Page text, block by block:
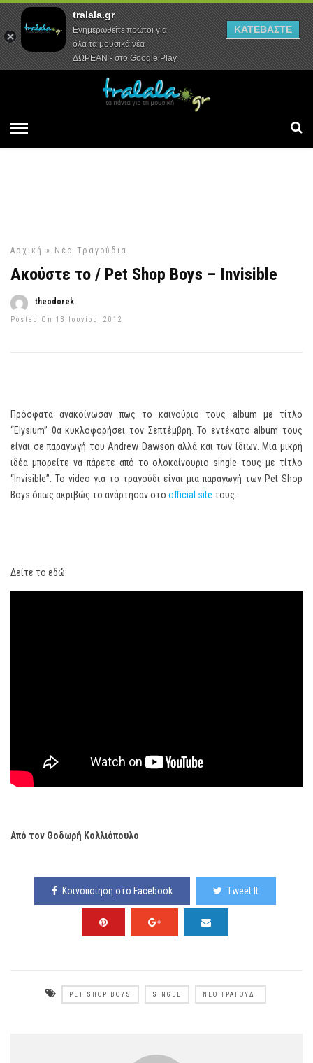
Αρχική Συνεντεύξεις Ρεπορτάζ
Αρχική » Νέα Τραγούδια
Ακούστε το / Pet Shop Boys – Invisible
theodorek
Posted On 13 Ιουνίου, 2012
Πρόσφατα ανακοίνωσαν πως το καινούριο τους album με τίτλο
“Elysium” θα κυκλοφορήσει τον Σεπτέμβρη. Το εντέκατο album τους
είναι σε παραγωγή του Andrew Dawson αλλά και των ίδιων. Μια μικρή
ιδέα μπορείτε να πάρετε από το ολοκαίνουριο single τους με τίτλο
“Invisible”. To video για το τραγούδι είναι μια παραγωγή των Pet Shop
Boys όπως ακριβώς το ανάρτησαν στο official site τους.
Δείτε το εδώ:
Από τον Θοδωρή Κολλιόπουλο
Κοινοποίηση στο Facebook Tweet It
PET SHOP BOYS SINGLE ΝΈΟ ΤΡΑΓΟΎΔΙ
tralala.gr
Ενημερωθείτε πρώτοι για
όλα τα μουσικά νέα
ΔΩΡΕΑΝ - στο Google Play
ΚΑΤΕΒΑΣΤΕ